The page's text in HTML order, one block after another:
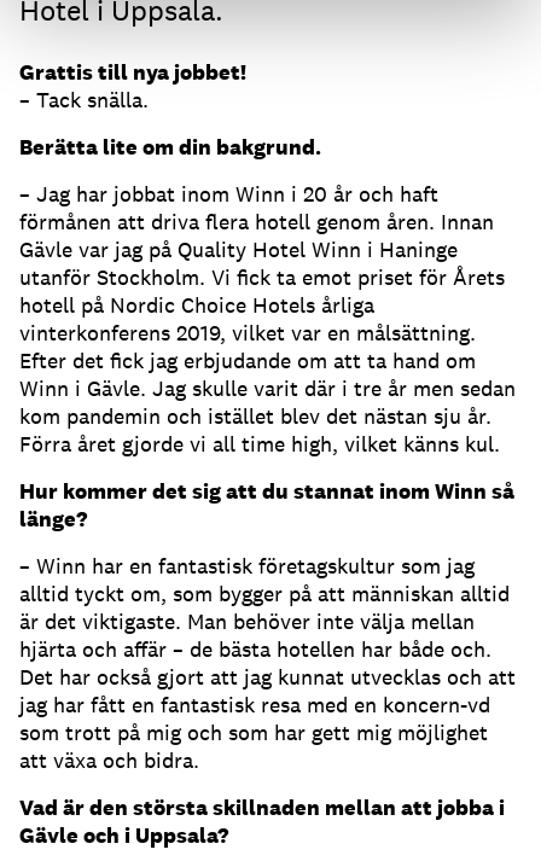
Hotel i Uppsala.
Grattis till nya jobbet!
– Tack snälla.
Berätta lite om din bakgrund.
– Jag har jobbat inom Winn i 20 år och haft
förmånen att driva flera hotell genom åren. Innan
Gävle var jag på Quality Hotel Winn i Haninge
utanför Stockholm. Vi fick ta emot priset för Årets
hotell på Nordic Choice Hotels årliga
vinterkonferens 2019, vilket var en målsättning.
Efter det fick jag erbjudande om att ta hand om
Winn i Gävle. Jag skulle varit där i tre år men sedan
kom pandemin och istället blev det nästan sju år.
Förra året gjorde vi all time high, vilket känns kul.
Hur kommer det sig att du stannat inom Winn så
länge?
– Winn har en fantastisk företagskultur som jag
alltid tyckt om, som bygger på att människan alltid
är det viktigaste. Man behöver inte välja mellan
hjärta och affär – de bästa hotellen har både och.
Det har också gjort att jag kunnat utvecklas och att
jag har fått en fantastisk resa med en koncern-vd
som trott på mig och som har gett mig möjlighet
att växa och bidra.
Vad är den största skillnaden mellan att jobba i
Gävle och i Uppsala?